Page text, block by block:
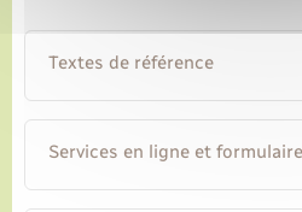
Textes de référence
Services en ligne et